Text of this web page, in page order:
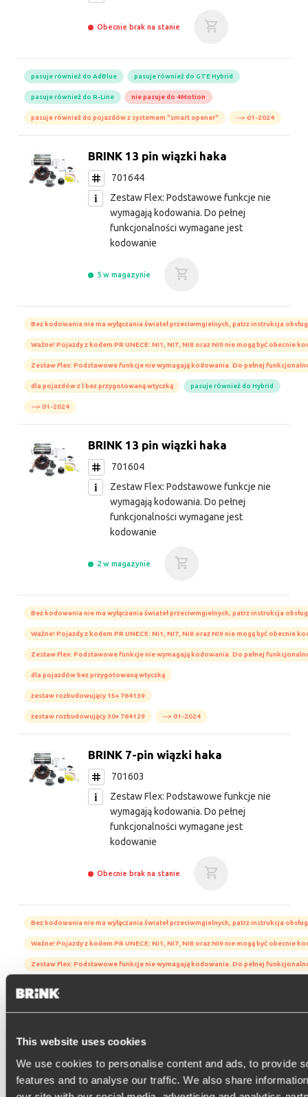
This website uses cookies
We use cookies to personalise content and ads, to provide
features and to analyse our traffic. We also share
Obecnie brak na stanie
pasuje również do AdBlue pasuje również do GTE Hybrid
pasuje również do R-Line nie pasuje do 4Motion
pasuje również do pojazdów z systemem "smart opener" --> 01-2024
BRINK 13 pin wiązki haka
701644
Zestaw Flex: Podstawowe funkcje nie
wymagają kodowania. Do pełnej
funkcjonalności wymagane jest
kodowanie
5 w magazynie
Bez kodowania nie ma wyłączania świateł przeciwmgielnych, patrz instrukcja
Ważne! Pojazdy z kodem PR UNECE: NI1, NI7, NI8 oraz NI9 nie mogą być obecnie
Zestaw Flex: Podstawowe funkcje nie wymagają kodowania. Do pełnej
dla pojazdów z l bez przygotowaną wtyczką pasuje również do Hybrid
--> 01-2024
BRINK 13 pin wiązki haka
701604
Zestaw Flex: Podstawowe funkcje nie
wymagają kodowania. Do pełnej
funkcjonalności wymagane jest
kodowanie
2 w magazynie
Bez kodowania nie ma wyłączania świateł przeciwmgielnych, patrz instrukcja
Ważne! Pojazdy z kodem PR UNECE: NI1, NI7, NI8 oraz NI9 nie mogą być obecnie
Zestaw Flex: Podstawowe funkcje nie wymagają kodowania. Do pełnej
dla pojazdów bez przygotowaną wtyczką
zestaw rozbudowujący 15+ 764139
zestaw rozbudowujący 30+ 764129 --> 01-2024
BRINK 7-pin wiązki haka
701603
Zestaw Flex: Podstawowe funkcje nie
wymagają kodowania. Do pełnej
funkcjonalności wymagane jest
kodowanie
Obecnie brak na stanie
Bez kodowania nie ma wyłączania świateł przeciwmgielnych, patrz instrukcja
Ważne! Pojazdy z kodem PR UNECE: NI1, NI7, NI8 oraz NI9 nie mogą być obecnie
Zestaw Flex: Podstawowe funkcje nie wymagają kodowania. Do pełnej
wiązki haka
Zestaw Flex: Podstawowe funkcje nie
wymagają kodowania. Do pełnej